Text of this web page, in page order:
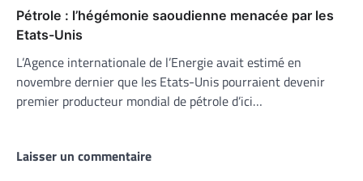
Pétrole : l’hégémonie saoudienne menacée par les
Etats-Unis
L’Agence internationale de l’Energie avait estimé en
novembre dernier que les Etats-Unis pourraient devenir
premier producteur mondial de pétrole d’ici…
Laisser un commentaire